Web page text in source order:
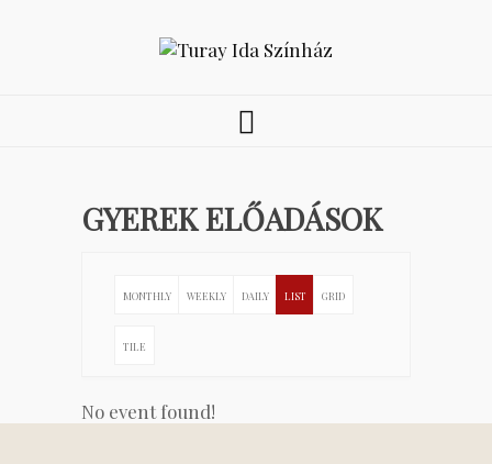
GYEREK ELŐADÁSOK
MONTHLY WEEKLY DAILY LIST GRID
TILE
No event found!